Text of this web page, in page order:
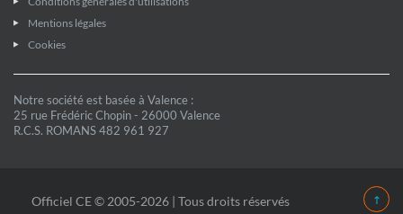
Mentions légales
Cookies
Notre société est basée à Valence :
25 rue Frédéric Chopin - 26000 Valence
R.C.S. ROMANS 482 961 927
Officiel CE © 2005-2026 | Tous droits réservés